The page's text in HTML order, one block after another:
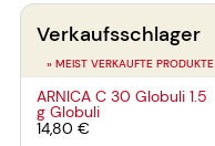
Verkaufsschlager
» MEIST VERKAUFTE PRODUKTE
ARNICA C 30 Globuli1.5
gGlobuli
14,80 €